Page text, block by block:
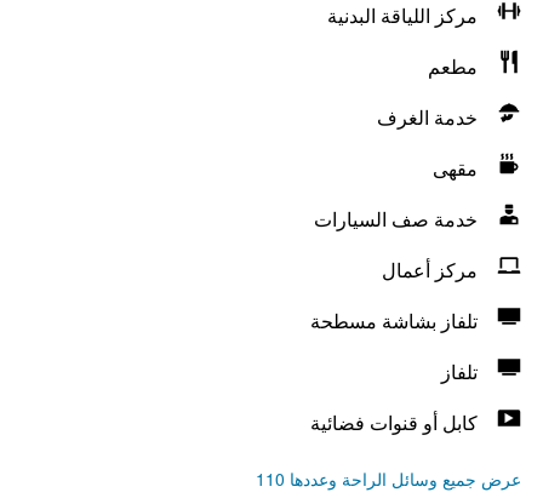
مركز اللياقة البدنية
مطعم
خدمة الغرف
مقهى
خدمة صف السيارات
مركز أعمال
تلفاز بشاشة مسطحة
تلفاز
كابل أو قنوات فضائية
عرض جميع وسائل الراحة وعددها 110